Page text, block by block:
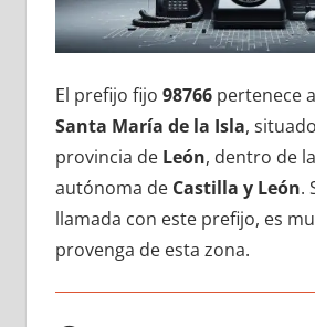
El prefijo fijo 98766pertenece
Santa María dе la Isla,
provincia dе León, dentro dе
autónoma dе Castilla у León.
llamada сοn еstе prefijo, es
provenga dе esta zona.